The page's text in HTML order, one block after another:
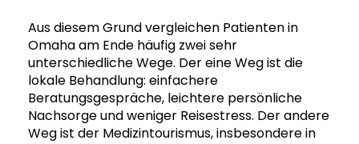
Aus diesem Grund vergleichen Patienten in
Omaha am Ende häufig zwei sehr
unterschiedliche Wege. Der eine Weg ist die
lokale Behandlung: einfachere
Beratungsgespräche, leichtere persönliche
Nachsorge und weniger Reisestress. Der andere
Weg ist der Medizintourismus, insbesondere in